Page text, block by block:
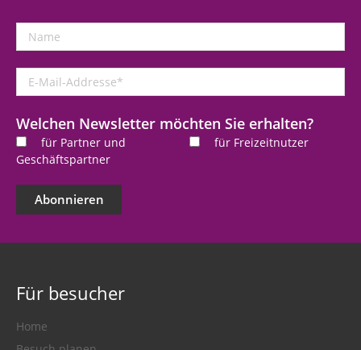
Name
Mail-
*
Welchen Newsletter möchten Sie erhalten?
für Partner und
Geschäftspartner
für Freizeitnutzer
Abonnieren
Für besucher
Home